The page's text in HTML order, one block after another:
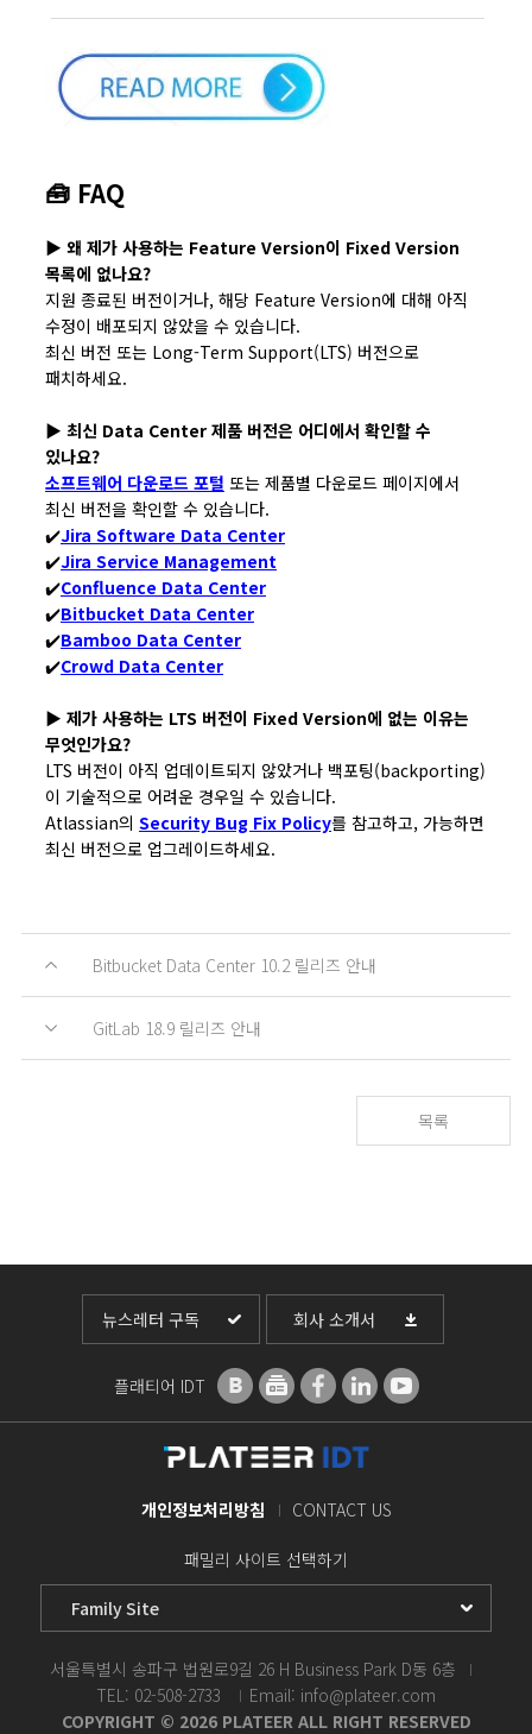
🧰 FAQ
▶︎ 왜 제가 사용하는 Feature Version이 Fixed Version
목록에 없나요?
지원 종료된 버전이거나, 해당 Feature Version에 대해 아직
수정이 배포되지 않았을 수 있습니다.
최신 버전 또는 Long-Term Support(LTS) 버전으로
패치하세요.
▶︎ 최신 Data Center 제품 버전은 어디에서 확인할 수
있나요?
소프트웨어 다운로드 포털 또는 제품별 다운로드 페이지에서
최신 버전을 확인할 수 있습니다.
✔️Jira Software Data Center
✔️Jira Service Management
✔️Confluence Data Center
✔️Bitbucket Data Center
✔️Bamboo Data Center
✔️Crowd Data Center
▶︎ 제가 사용하는 LTS 버전이 Fixed Version에 없는 이유는
무엇인가요?
LTS 버전이 아직 업데이트되지 않았거나 백포팅(backporting)
이 기술적으로 어려운 경우일 수 있습니다.
Atlassian의 Security Bug Fix Policy를 참고하고, 가능하면
최신 버전으로 업그레이드하세요.
Bitbucket Data Center 10.2 릴리즈 안내
GitLab 18.9 릴리즈 안내
목록
뉴스레터 구독 회사 소개서
플래티어 IDT
개인정보처리방침 CONTACT US
패밀리 사이트 선택하기
서울특별시 송파구 법원로9길 26 H Business Park D동 6층
TEL: 02-508-2733
Email: info@plateer.com
COPYRIGHT © 2026 PLATEER ALL RIGHT RESERVED